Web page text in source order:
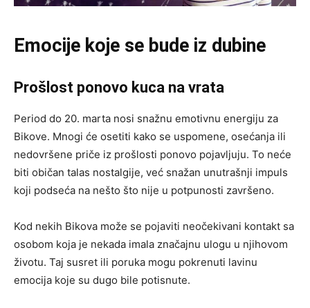
Emocije koje se bude iz dubine
Prošlost ponovo kuca na vrata
Period do 20. marta nosi snažnu emotivnu energiju za
Bikove. Mnogi će osetiti kako se uspomene, osećanja ili
nedovršene priče iz prošlosti ponovo pojavljuju. To neće
biti običan talas nostalgije, već snažan unutrašnji impuls
koji podseća na nešto što nije u potpunosti završeno.
Kod nekih Bikova može se pojaviti neočekivani kontakt sa
osobom koja je nekada imala značajnu ulogu u njihovom
životu. Taj susret ili poruka mogu pokrenuti lavinu
emocija koje su dugo bile potisnute.